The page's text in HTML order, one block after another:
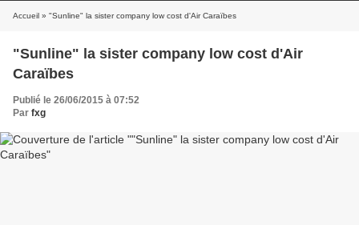
Accueil » "Sunline" la sister company low cost d'Air Caraïbes
"Sunline" la sister company low cost d'Air
Caraïbes
Publié le 26/06/2015 à 07:52
Par fxg